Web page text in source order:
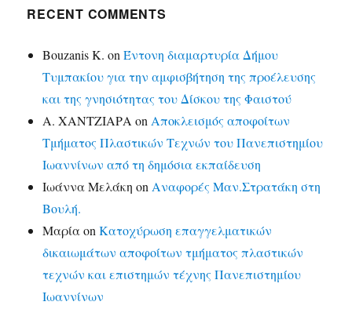
RECENT COMMENTS
Bouzanis K. onΈντονη διαμαρτυρία Δήμου
Τυμπακίου για την αμφισβήτηση της προέλευσης
και της γνησιότητας του Δίσκου της Φαιστού
Α. ΧΑΝΤΖΙΑΡΑ on Αποκλεισμός αποφοίτων
Τμήματος Πλαστικών Τεχνών του Πανεπιστημίου
Ιωαννίνων από τη δημόσια εκπαίδευση
Ιωάννα Μελάκη on Αναφορές Μαν.Στρατάκη στη
Βουλή.
ΜαρίαonΚατοχύρωση επαγγελματικών
δικαιωμάτων αποφοίτων τμήματος πλαστικών
τεχνών και επιστημών τέχνης Πανεπιστημίου
Ιωαννίνων